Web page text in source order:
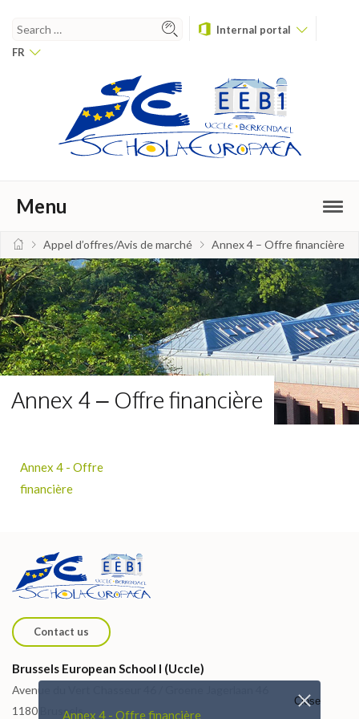
Internal portal
FR
Menu
Appel d’offres/Avis de marché Annex 4 – Offre financière
Annex 4 – Offre financière
Annex 4 - Offre
financière
Contact us
Brussels European School I (Uccle)
Avenue du Vert Chasseur 46 / Groene Jagerlaan 46
1180 BrusselsAnnex 4 - Offre financière
Close